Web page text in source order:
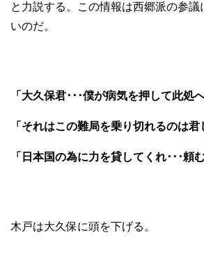
と力説する。この情報は西郷派の参
いのだ。
「大久保君･･･僕が病気を押して此処
「それはこの難局を乗り切れるのは君
「日本国の為に力を貸してくれ･･･頼む
木戸は大久保に頭を下げる。